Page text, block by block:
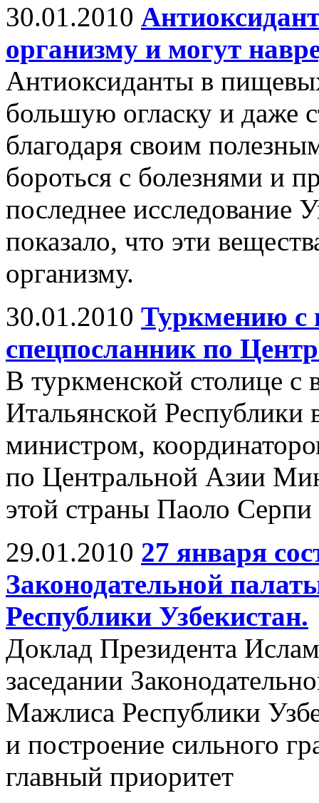
30.01.2010
организму и могут
Антиоксиданты в
большую огласку и даже
благодаря своим
бороться с болезнями и
последнее исследование
показало, что эти
организму.
30.01.2010 Туркмению с
спецпосланник по
В туркменской столице с
Итальянской Республики
министром,
по Центральной Азии
этой страны Паоло Серпи
29.01.2010 27 января
Законодательной
Республики Узбекистан.
Доклад Президента
заседании
Мажлиса Республики
и построение сильного
главный приоритет